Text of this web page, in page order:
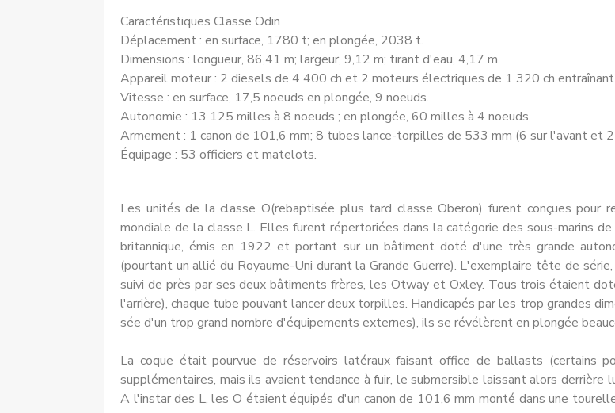
Caractéristiques Classe Odin
Déplacement : en surface, 1780 t; en plongée, 2038 t.
Dimensions : longueur, 86,41 m; largeur, 9,12 m; tirant d'eau, 4,17 m.
Appareil moteur : 2 diesels de 4 400 ch et 2 moteurs électriques de 1 320 ch
Vitesse : en surface, 17,5 noeuds en plongée, 9 noeuds.
Autonomie : 13 125 milles à 8 noeuds ; en plongée, 60 milles à 4 noeuds.
Armement : 1 canon de 101,6 mm; 8 tubes lance-torpilles de 533 mm (6 sur l'avant et 2
Équipage : 53 officiers et matelots.
Les unités de la classe O(rebapti­sée plus tard classe Oberon) furent conçues pour
mondiale de la classe L. Elles furent répertoriées dans la caté­gorie des sous-marins
britannique, émis en 1922 et portant sur un bâtiment doté d'une très grande
(pourtant un allié du Royaume-Uni durant la Grande Guerre). L'exemplaire tête de
suivi de près par ses deux bâtiments frères, les Otway et Oxley. Tous trois étaient
l'arrière), chaque tube pouvant lancer deux torpilles. Handicapés par les trop grandes
sée d'un trop grand nombre d'équi­pements externes), ils se révélèrent en plongée
La coque était pourvue de réser­voirs latéraux faisant office de bal­lasts (certains
supplémentaires, mais ils avaient ten­dance à fuir, le submersible laissant alors derrière
A l'instar des L, les O étaient équipés d'un canon de 101,6 mm monté dans une